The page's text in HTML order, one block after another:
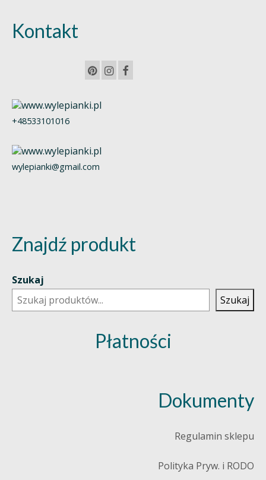
Kontakt
+48533101016
wylepianki@gmail.com
Znajdź produkt
Szukaj
Szukaj
Płatności
Dokumenty
Regulamin sklepu
Polityka Pryw. i RODO